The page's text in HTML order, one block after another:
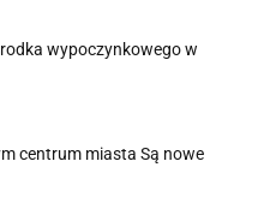
wypoczynkowego w
centrum miasta Są nowe